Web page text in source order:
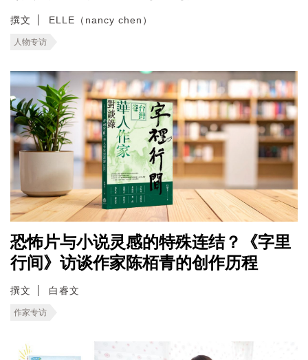
撰文 ELLE（nancy chen）
人物专访
恐怖片与小说灵感的特殊连结？《字里
行间》访谈作家陈栢青的创作历程
撰文 白睿文
作家专访